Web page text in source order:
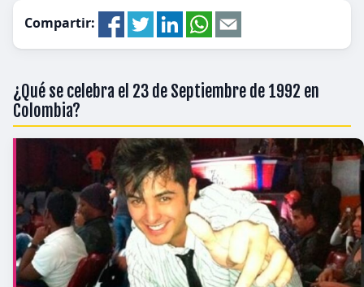
Compartir:
¿Qué se celebra el 23 de Septiembre de 1992 en
Colombia?